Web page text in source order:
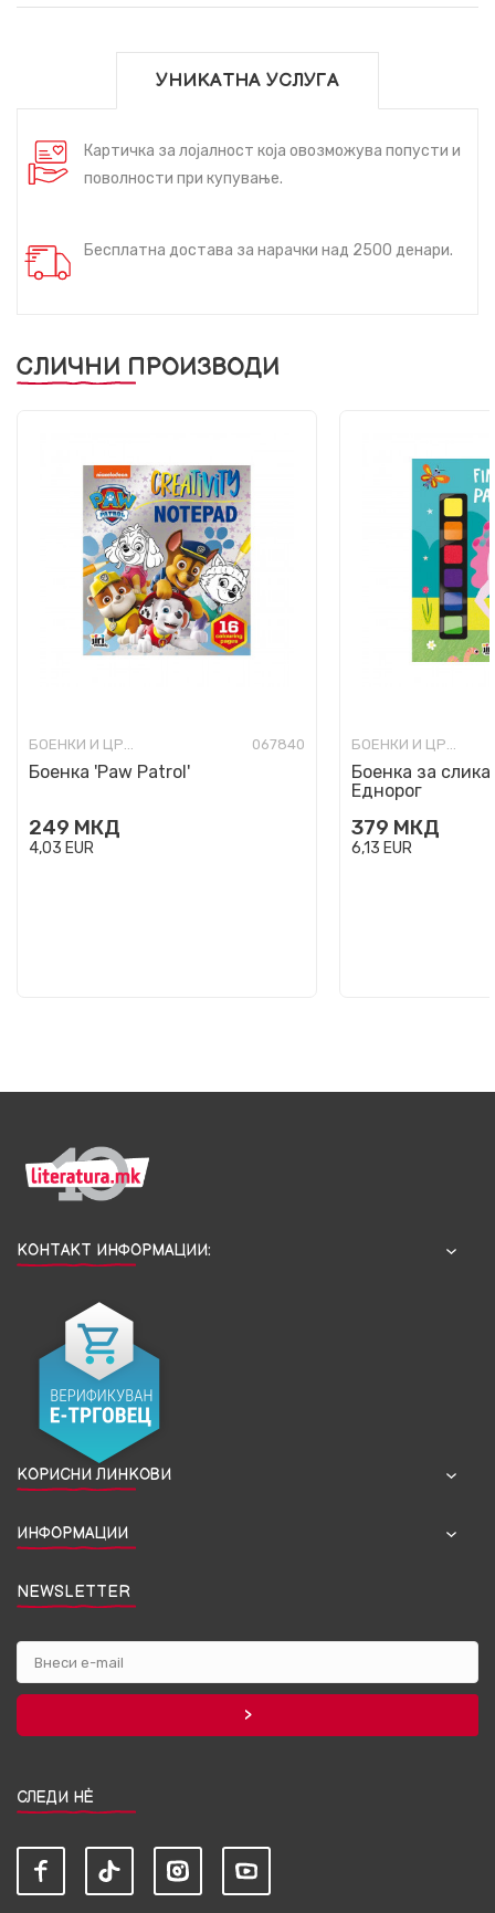
УНИКАТНА УСЛУГА
Картичка за лојалност која овозможува попусти и
поволности при купување.
Бесплатна достава за нарачки над 2500 денари.
СЛИЧНИ ПРОИЗВОДИ
БОЕНКИ И ЦРТАНКИ 067840
Боенка 'Paw Patrol'
249 МКД
4,03 EUR
БОЕНКИ И ЦРТАНКИ
Боенка за
Еднорог
379 МКД
6,13 EUR
КОНТАКТ ИНФОРМАЦИИ:
КОРИСНИ ЛИНКОВИ
ИНФОРМАЦИИ
NEWSLETTER
СЛЕДИ НЀ